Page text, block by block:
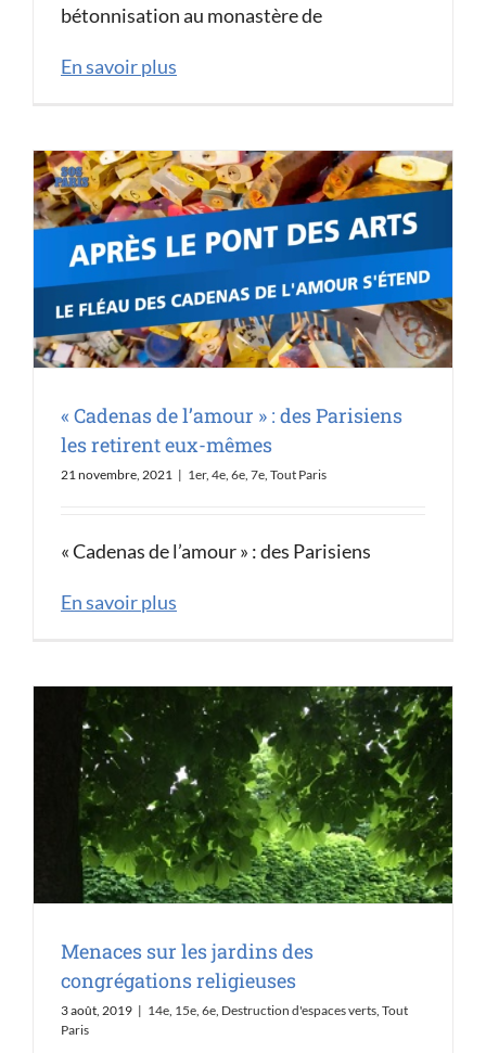
bétonnisation au monastère de
En savoir plus
« Cadenas de l’amour » : des Parisiens
les retirent eux-mêmes
21 novembre, 2021 | 1er, 4e, 6e, 7e, Tout Paris
« Cadenas de l’amour » : des Parisiens
En savoir plus
Menaces sur les jardins des
congrégations religieuses
3 août, 2019 | 14e, 15e, 6e, Destruction d'espaces verts, Tout
Paris